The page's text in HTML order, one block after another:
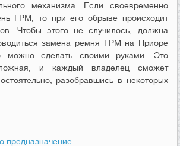
механизма. Если своевременно
ГРМ, то при его обрыве происходит
Чтобы этого не случилось, должна
замена ремня ГРМ на Приоре
можно сделать своими руками. Это
и каждый владелец сможет
разобравшись в некоторых
предназначение